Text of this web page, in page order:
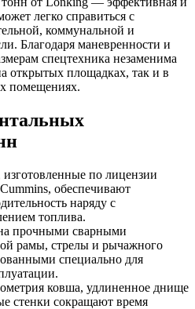
легко справиться с
коммунальной и
Благодаря маневренности и
спецтехника незаменима
открытых площадках, так и в
помещениях.
по лицензии
обеспечивают
наряду с
топлива.
прочными сварными
рамы, стрелы и рычажного
специально для
ковша, удлиненное днище
стенки сокращают время